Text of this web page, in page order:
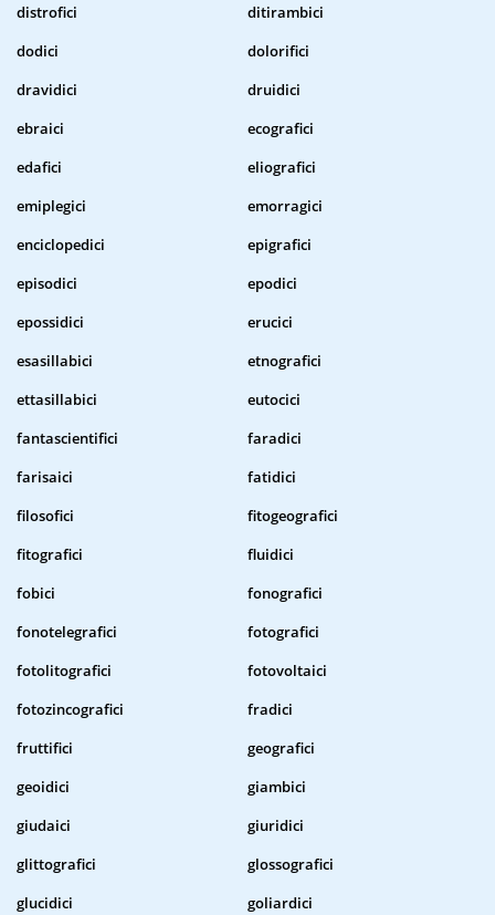
distrofici
ditirambici
dodici
dolorifici
dravidici
druidici
ebraici
ecografici
edafici
eliografici
emiplegici
emorragici
enciclopedici
epigrafici
episodici
epodici
epossidici
erucici
esasillabici
etnografici
ettasillabici
eutocici
fantascientifici
faradici
farisaici
fatidici
filosofici
fitogeografici
fitografici
fluidici
fobici
fonografici
fonotelegrafici
fotografici
fotolitografici
fotovoltaici
fotozincografici
fradici
fruttifici
geografici
geoidici
giambici
giudaici
giuridici
glittografici
glossografici
glucidici
goliardici